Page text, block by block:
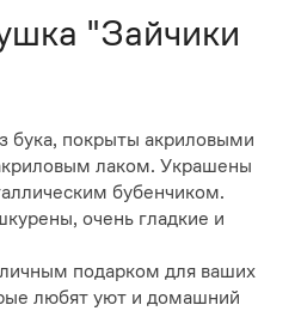
"Зайчики
бука, покрыты акриловыми
лаком. Украшены
бубенчиком.
очень гладкие и
подарком для ваших
любят уют и домашний